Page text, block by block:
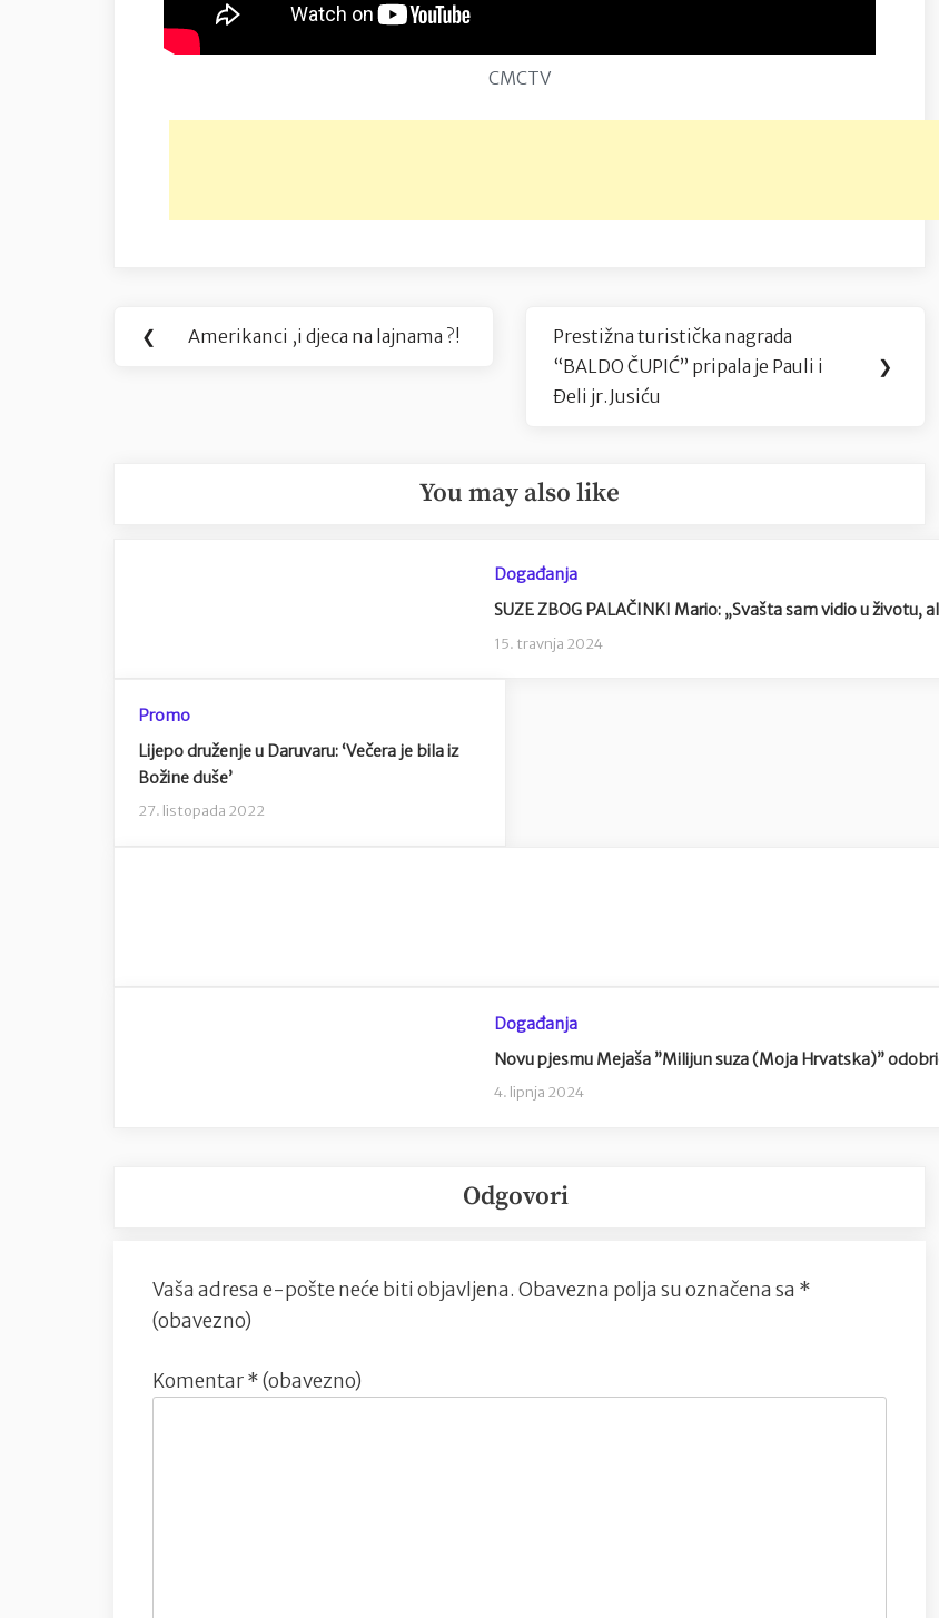
CMCTV
Navigacija
❮
Previous
Amerikanci ,i djeca na lajnama ?!
Next
Post:
Prestižna turistička nagrada
“BALDO ČUPIĆ” pripala je Pauli i
Đeli jr.Jusiću
❯
You may also like
Događanja
SUZE ZBOG PALAČINKI Mario: „Svašta sam vidio u
15. travnja 2024
Promo
Lijepo druženje u Daruvaru: ‘Večera je bila iz
Božine duše’
27. listopada 2022
Događanja
Novu pjesmu Mejaša ”Milijun suza (Moja Hrvatska)”
4. lipnja 2024
Odgovori
Vaša adresa e-pošte neće biti objavljena. Obavezna polja su označena sa *
(obavezno)
Komentar* (obavezno)